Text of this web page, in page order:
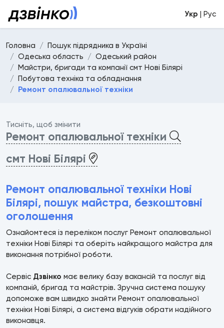
Укр | Рус
Головна
Пошук підрядника в Україні
Одеська область
Одеський район
Майстри, бригади та компанії смт Нові Білярі
Побутова техніка та обладнання
Ремонт опалювальної техніки
Тисніть, щоб змінити
Ремонт опалювальної техніки
смт Нові Білярі
Ремонт опалювальної техніки Нові
Білярі, пошук майстра, безкоштовні
оголошення
Ознайомтеся із переліком послуг Ремонт опалювальної
техніки Нові Білярі та оберіть найкращого майстра для
виконання потрібної роботи.
Сервіс Дзвінко має велику базу вакансій та послуг від
компаній, бригад та майстрів. Зручна система пошуку
допоможе вам швидко знайти Ремонт опалювальної
техніки Нові Білярі, а система відгуків обрати надійного
виконавця.